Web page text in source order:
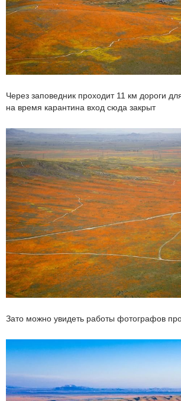
Через заповедник проходит 11 км дороги
на время карантина вход сюда закрыт
Зато можно увидеть работы фотографов